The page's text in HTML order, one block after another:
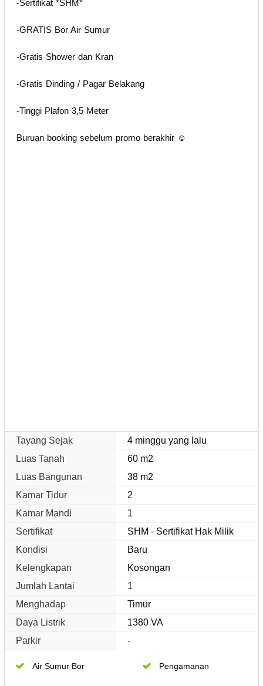
-Sertifikat *SHM*
-GRATIS Bor Air Sumur
-Gratis Shower dan Kran
-Gratis Dinding / Pagar Belakang
-Tinggi Plafon 3,5 Meter
Buruan booking sebelum promo berakhir ☺️
Tayang Sejak
4 minggu yang lalu
Luas Tanah
60 m2
Luas Bangunan
38 m2
Kamar Tidur
2
Kamar Mandi
1
Sertifikat
SHM - Sertifikat Hak Milik
Kondisi
Baru
Kelengkapan
Kosongan
Jumlah Lantai
1
Menghadap
Timur
Daya Listrik
1380 VA
Parkir
-
Air Sumur Bor Pengamanan